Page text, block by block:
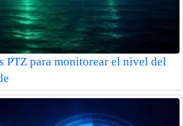
PTZ para monitorear el nivel del